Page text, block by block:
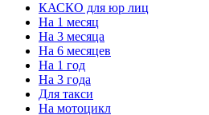
КАСКО для юр лиц
На 1 месяц
На 3 месяца
На 6 месяцев
На 1 год
На 3 года
Для такси
На мотоцикл